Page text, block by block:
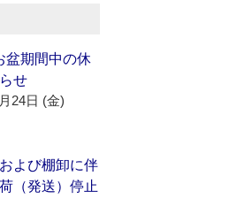
盆期間中の休
せ
24日 (金)
よび棚卸に伴
（発送）停止